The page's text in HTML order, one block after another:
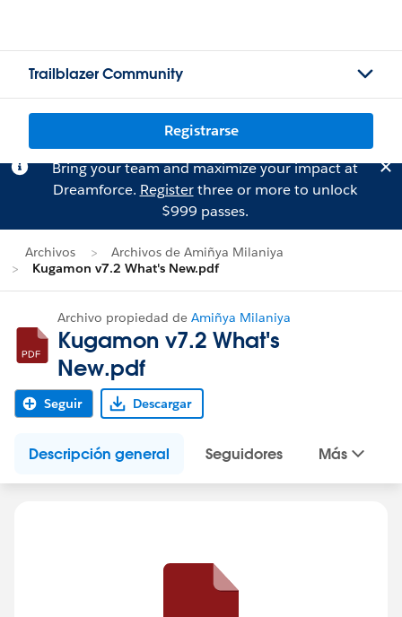
Trailblazer Community
Registrarse
Bring your team and maximize your impact at
Dreamforce. Registerthree or more to unlock
$999 passes.
Archivos
Archivos de Amiñya Milaniya
Kugamon v7.2 What's New.pdf
Archivo propiedad de Amiñya Milaniya
Kugamon v7.2 What's
New.pdf
Seguir Descargar
Descripción general Seguidores Más